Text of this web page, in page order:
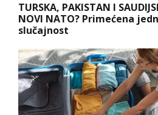
TURSKA, PAKISTAN I
NOVI NATO? Primećena
slučajnost